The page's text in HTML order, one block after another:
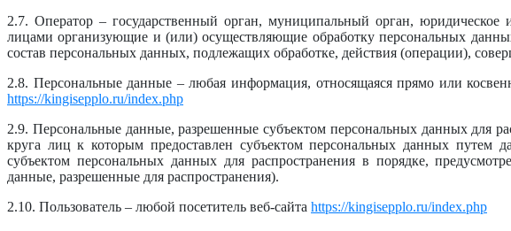
2.7. Оператор – государственный орган, муниципальный орган, юридическое
лицами организующие и (или) осуществляющие обработку персональных
состав персональных данных, подлежащих обработке, действия (операции),
2.8. Персональные данные – любая информация, относящаяся прямо или
https://kingisepplo.ru/index.php
2.9. Персональные данные, разрешенные субъектом персональных данных для
круга лиц к которым предоставлен субъектом персональных данных путем
субъектом персональных данных для распространения в порядке,
данные, разрешенные для распространения).
2.10. Пользователь – любой посетитель веб-сайта https://kingisepplo.ru/index.php